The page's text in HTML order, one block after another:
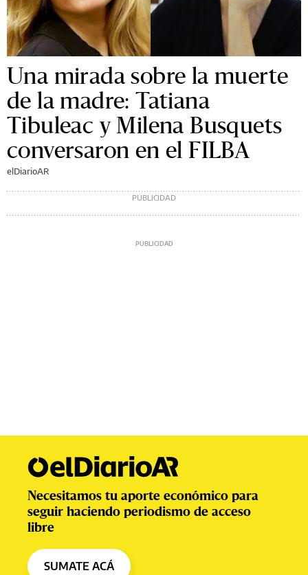
Una mirada sobre la muerte
de la madre: Tatiana
Tibuleac y Milena Busquets
conversaron en el FILBA
elDiarioAR
Necesitamos tu aporte económico para
seguir haciendo periodismo de acceso
libre
SUMATE ACÁ